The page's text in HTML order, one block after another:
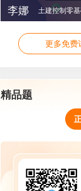
李娜 土建控制零基
更多免费
精品题